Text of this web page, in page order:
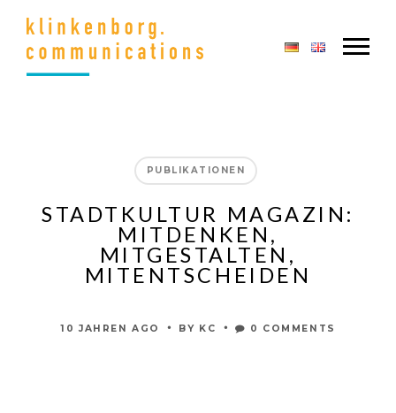
PUBLIKATIONEN
STADTKULTUR MAGAZIN:
MITDENKEN,
MITGESTALTEN,
MITENTSCHEIDEN
10 JAHREN AGO • BY KC • 0 COMMENTS